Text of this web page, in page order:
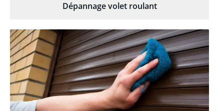
Dépannage volet roulant